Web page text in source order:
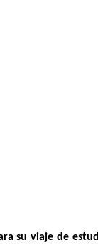
su viaje de